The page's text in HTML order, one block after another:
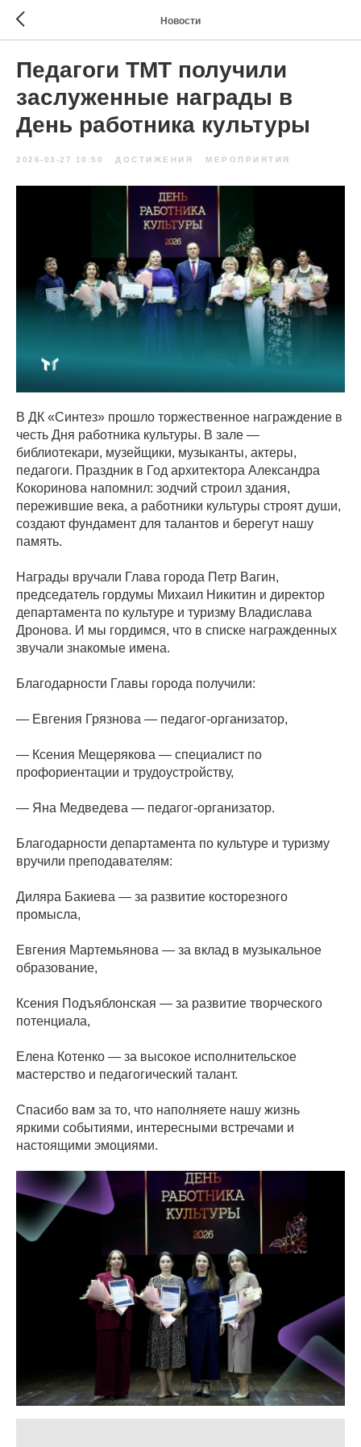
Новости
Педагоги ТМТ получили
заслуженные награды в
День работника культуры
2026-03-27 10:50 ДОСТИЖЕНИЯ МЕРОПРИЯТИЯ
В ДК «Синтез» прошло торжественное награждение в
честь Дня работника культуры. В зале —
библиотекари, музейщики, музыканты, актеры,
педагоги. Праздник в Год архитектора Александра
Кокоринова напомнил: зодчий строил здания,
пережившие века, а работники культуры строят души,
создают фундамент для талантов и берегут нашу
память.
Награды вручали Глава города Петр Вагин,
председатель гордумы Михаил Никитин и директор
департамента по культуре и туризму Владислава
Дронова. И мы гордимся, что в списке награжденных
звучали знакомые имена.
Благодарности Главы города получили:
— Евгения Грязнова — педагог-организатор,
— Ксения Мещерякова — специалист по
профориентации и трудоустройству,
— Яна Медведева — педагог-организатор.
Благодарности департамента по культуре и туризму
вручили преподавателям:
Диляра Бакиева — за развитие косторезного
промысла,
Евгения Мартемьянова — за вклад в музыкальное
образование,
Ксения Подъяблонская — за развитие творческого
потенциала,
Елена Котенко — за высокое исполнительское
мастерство и педагогический талант.
Спасибо вам за то, что наполняете нашу жизнь
яркими событиями, интересными встречами и
настоящими эмоциями.